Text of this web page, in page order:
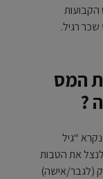
הקבועות
שכר רגיל.
המס
?
“גיל
לנצל את הטבות
(לגבר/אישה)